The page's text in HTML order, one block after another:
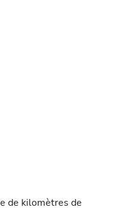
de kilomètres de